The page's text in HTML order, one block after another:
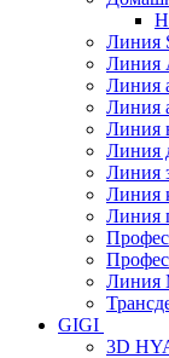
Линия
Линия
Линия
Линия
Линия
Линия
Линия
Линия
Линия
Линия
GIGI
3D